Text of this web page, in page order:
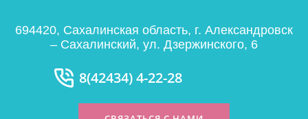
694420, Сахалинская область, г. Александровск
– Сахалинский, ул. Дзержинского, 6
8(42434) 4-22-28